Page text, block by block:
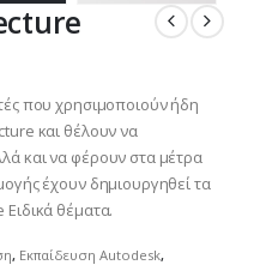
που χρησιμοποιούν ήδη
και θέλουν να
και να φέρουν στα μέτρα
έχουν δημιουργηθεί τα
θέματα.
, Εκπαίδευση Autodesk,